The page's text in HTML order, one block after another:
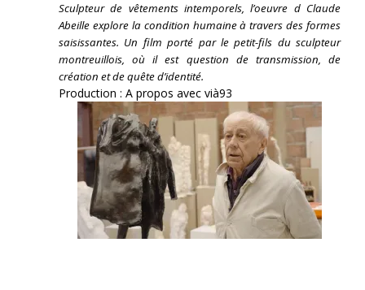
Sculpteur de vêtements intemporels, l’oeuvre d Claude
Abeille explore la condition humaine à travers des formes
saisissantes. Un film porté par le petit-fils du sculpteur
montreuillois, où il est question de transmission, de
création et de quête d’identité.
Production : A propos avec vià93